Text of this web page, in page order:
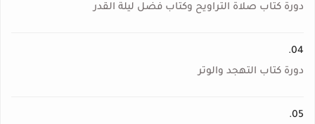
دورة كتاب صلاة التراويح وكتاب فضل ليلة القدر
04.
دورة كتاب التهجد والوتر
05.